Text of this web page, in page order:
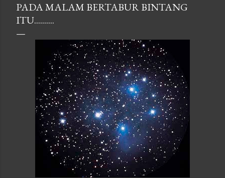
PADA MALAM BERTABUR BINTANG
ITU..........